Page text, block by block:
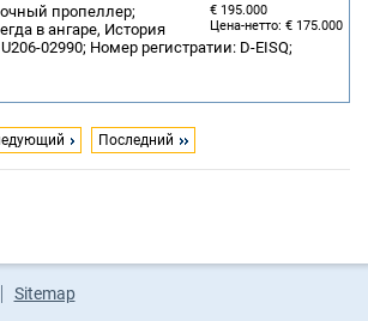
€ 195.000
Цена-нетто: € 175.000
пропеллер;
в ангаре, История
02990; Номер регистратии: D-EISQ;
Последний
Sitemap